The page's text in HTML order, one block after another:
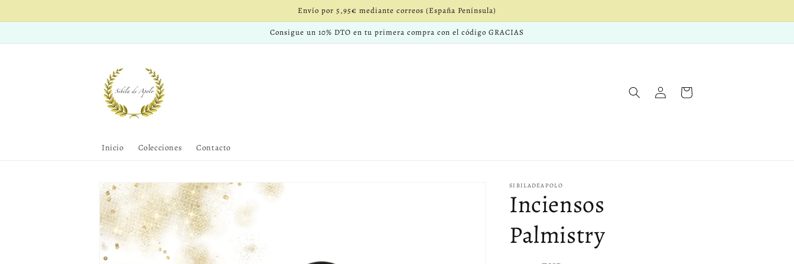
al contenido
Envío por 5,95€ mediante correos (España Península)
Consigue un 10% DTO en tu primera compra con el código GRACIAS
Inicio Colecciones Contacto
Iniciar
sesión
Carrito
directamente
a la
información
del producto
SIBILADEAPOLO
Inciensos
Palmistry